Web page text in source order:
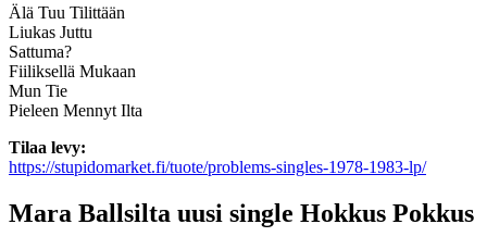
Älä Tuu Tilittään
Liukas Juttu
Sattuma?
Fiiliksellä Mukaan
Mun Tie
Pieleen Mennyt Ilta
Tilaa levy:
https://stupidomarket.fi/tuote/problems-singles-1978-1983-lp/
Mara Ballsilta uusi single Hokkus Pokkus